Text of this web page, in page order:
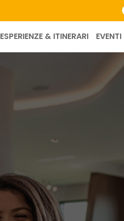
ESPERIENZE & ITINERARI EVENTI